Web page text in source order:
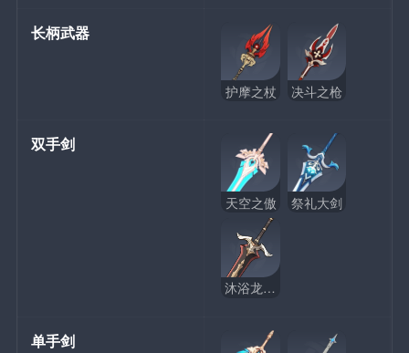
长柄武器
护摩之杖 决斗之枪
双手剑
天空之傲 祭礼大剑
沐浴龙血的剑
单手剑